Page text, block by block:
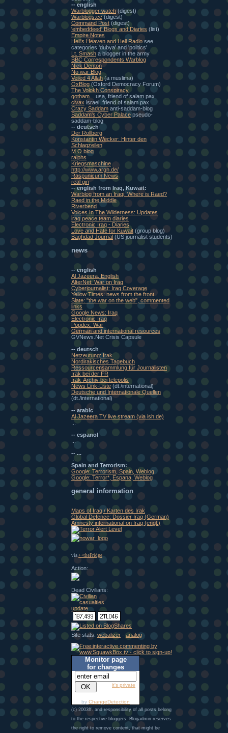
-- english
Warblogger watch(digest)
Warblogs:cc (digest)
Command Post (digest)
'embeddeed' Blogs and Diaries (list)
Empire Notes
Heli's Heaven and Hell Radiosee
categories 'dubya' and 'politics'
Lt. Smash a blogger in the army
BBC Correspondents Warblog
Nick Denton
No war Blog
Veiled 4 Allah (a muslima)
OxBlog (Oxford Democracy Forum)
The Volokh Conspiracy
gotham...
usa, friend of salam pax
civax israel, friend of salam pax
Crazy Saddam anti-saddam-blog
Saddam's Cyber Palace pseudo-
saddam-blog
-- deutsch
Der Rollberg
Konstantin Wecker: Hinter den
Schlagzeilen
M O blog
ralphs
Kriegsmaschine
http://www.argh.de/
Raspunicum News
real gin
-- english from Iraq, Kuwait:
Warblog from an Iraqi: Where is Raed?
Raed in the Middle
Riverbend
Voices In The Wilderness: Updates
iraq peace team diaries
Electronic Iraq - Diaries
Love and Hate for Kuwait (group blog)
Baghdad Journal (US journalist students)
news
-- english
Al Jazeera, English
AlterNet: War on Iraq
Cyberjournalist: Iraq Coverage
Yellow Times: news from the front
Slate: "the war on the web", commented
links
Google News: Iraq
Electronic Iraq
Popdex: War
German and international resources
GVNews.Net Crisis Capsule
-- deutsch
Netzeutung: Irak
Nordirakisches Tagebuch
Ressourcensammlung für Journalisten
Irak bei der FR
Irak-Archiv bei telepolis
News Link-Liste (dt./international)
Deutsche und Internationale Quellen
(dt./international)
-- arabic
Al Jazeera TV live stream (via ish.de)
-- espanol
-- ...
Spain and Terrorism:
Google: Terrorism, Spain, Weblog
Google: Terror*, Espana, Weblog
general information
Maps of Iraq / Karten des Irak
Global Defence: Dossier Iraq (German)
Amnesty international on Iraq (engl.)
via++theFridge
Action:
Dead Civilians:
Site stats: webalizer - analog -
Monitor page
for changes
it's private
by ChangeDetection
(c) 2003ff. and responsibility of all posts belong
to the respective bloggers. Blogadmin reserves
the right to remove content, that might be